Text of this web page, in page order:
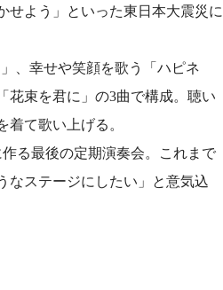
せよう」といった東日本大震災に
、幸せや笑顔を歌う「ハピネ
花束を君に」の3曲で構成。聴い
て歌い上げる。
る最後の定期演奏会。これまで
なステージにしたい」と意気込